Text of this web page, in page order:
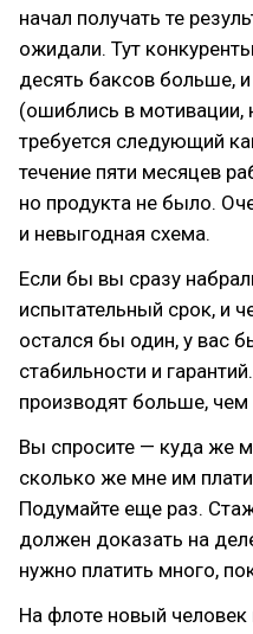
начал получать те
ожидали. Тут
десять баксов больше,
(ошиблись в мотивации,
требуется следующий
течение пяти месяцев
но продукта не было.
и невыгодная схема.
Если бы вы сразу
испытательный срок, и
остался бы один, у вас
стабильности и
производят больше, чем
Вы спросите — куда же
сколько же мне им
Подумайте еще раз.
должен доказать на
нужно платить много,
На флоте новый человек